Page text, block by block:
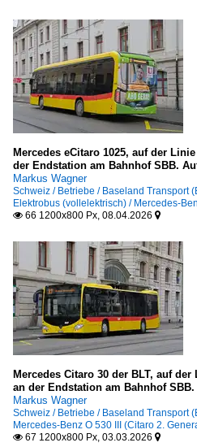
Mercedes eCitaro 1025, auf der
der Endstation am Bahnhof SBB.
Markus Wagner
Schweiz / Betriebe / Baseland Transport
Elektrobus (vollelektrisch) / Mercedes-
 66 1200x800 Px, 08.04.2026 
Mercedes Citaro 30 der BLT, auf
an der Endstation am Bahnhof
Markus Wagner
Schweiz / Betriebe / Baseland Transport
Mercedes-Benz O 530 III (Citaro 2.
 67 1200x800 Px, 03.03.2026 